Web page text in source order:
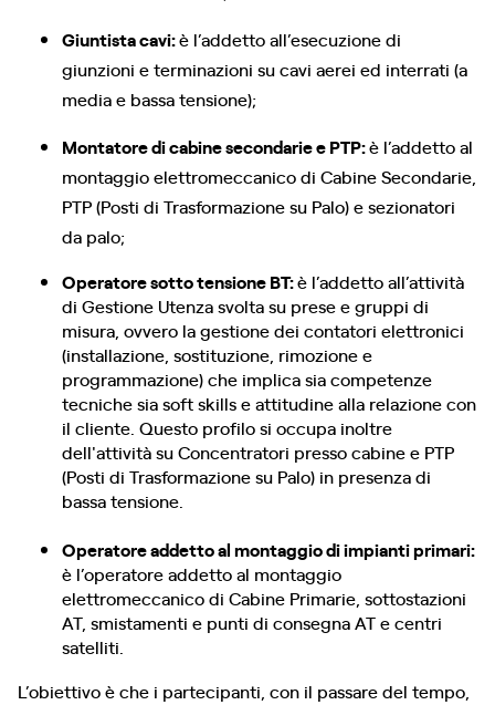
Giuntista cavi:è l’addetto all’esecuzione di
giunzioni e terminazioni su cavi aerei ed interrati (a
media e bassa tensione);
Montatore di cabine secondarie e PTP:è l’addetto al
montaggio elettromeccanico di Cabine Secondarie,
PTP (Posti di Trasformazione su Palo) e sezionatori
da palo;
Operatore sotto tensione BT:è l’addetto all’attività
di Gestione Utenza svolta su prese e gruppi di
misura, ovvero la gestione dei contatori elettronici
(installazione, sostituzione, rimozione e
programmazione) che implica sia competenze
tecniche sia soft skills e attitudine alla relazione con
il cliente. Questo profilo si occupa inoltre
dell'attività su Concentratori presso cabine e PTP
(Posti di Trasformazione su Palo) in presenza di
bassa tensione.
Operatore addetto al montaggio di impianti primari:
è l’operatore addetto al montaggio
elettromeccanico di Cabine Primarie, sottostazioni
AT, smistamenti e punti di consegna AT e centri
satelliti.
L’obiettivo è che i partecipanti, con il passare del tempo,